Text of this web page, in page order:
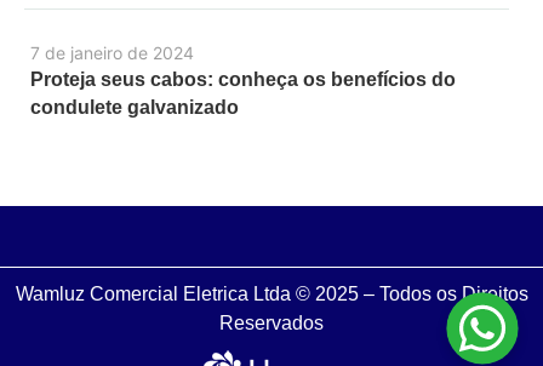
7 de janeiro de 2024
Proteja seus cabos: conheça os benefícios do
condulete galvanizado
Wamluz Comercial Eletrica Ltda © 2025 – Todos os Direitos
Reservados